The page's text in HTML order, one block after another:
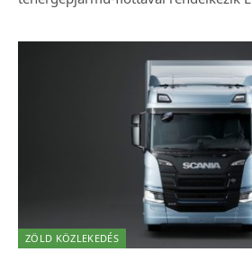
ZÖLD KÖZLEKEDÉS